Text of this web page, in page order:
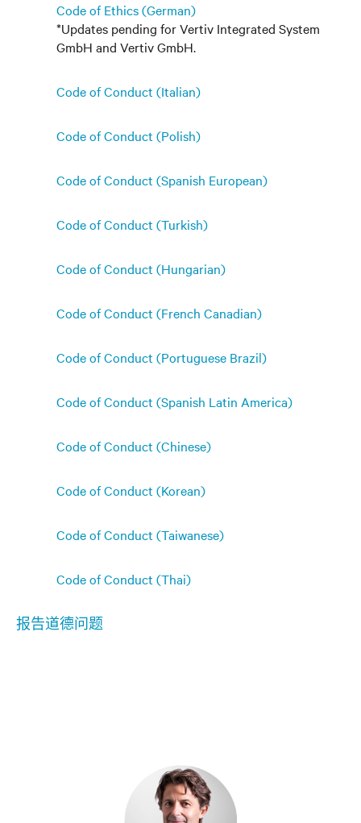
Code of Ethics (German)
*Updates pending for Vertiv Integrated System
GmbH and Vertiv GmbH.
Code of Conduct (Italian)
Code of Conduct (Polish)
Code of Conduct (Spanish European)
Code of Conduct (Turkish)
Code of Conduct (Hungarian)
Code of Conduct (French Canadian)
Code of Conduct (Portuguese Brazil)
Code of Conduct (Spanish Latin America)
Code of Conduct (Chinese)
Code of Conduct (Korean)
Code of Conduct (Taiwanese)
Code of Conduct (Thai)
报告道德问题